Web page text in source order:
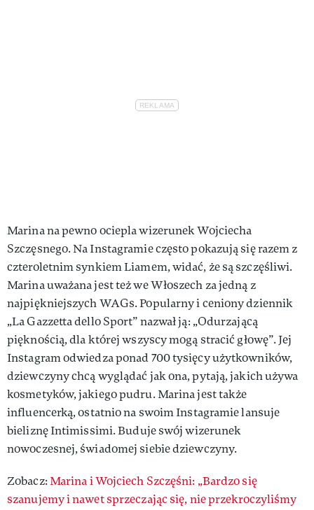
Marina na pewno ociepla wizerunek Wojciecha
Szczęsnego. Na Instagramie często pokazują się razem z
czteroletnim synkiem Liamem, widać, że są szczęśliwi.
Marina uważana jest też we Włoszech za jedną z
najpiękniejszych WAGs. Popularny i ceniony dziennik
„La Gazzetta dello Sport” nazwał ją: „Odurzającą
pięknością, dla której wszyscy mogą stracić głowę”. Jej
Instagram odwiedza ponad 700 tysięcy użytkowników,
dziewczyny chcą wyglądać jak ona, pytają, jakich używa
kosmetyków, jakiego pudru. Marina jest także
influencerką, ostatnio na swoim Instagramie lansuje
bieliznę Intimissimi. Buduje swój wizerunek
nowoczesnej, świadomej siebie dziewczyny.
Zobacz:Marina i Wojciech Szczęśni: „Bardzo się
szanujemy i nawet sprzeczając się, nie przekroczyliśmy